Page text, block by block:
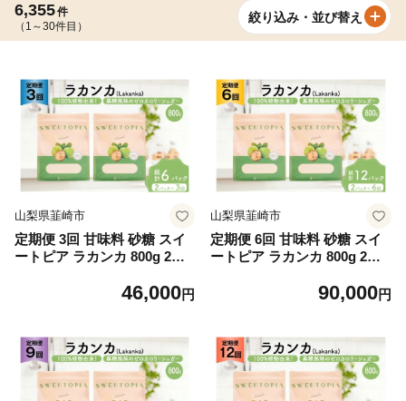
6,355件
（1～30件目）
絞り込み・並び替え
山梨県韮崎市
定期便 3回 甘味料 砂糖 スイ
ートピア ラカンカ 800g 2袋
市 20745555] 定期 3ヶ月 顆粒
ボ 糖類ゼロ ダイエット お菓
子 カロリーオフ 低GI 黒糖 風
味 ふるさと納税 ふるさと 返
礼品
46,000円
山梨県韮崎市
定期便 6回 甘味料 砂糖 スイ
ートピア ラカンカ 800g 2袋
市 20745554] 定期 6ヶ月 顆粒
ボ 糖類ゼロ ダイエット お菓
子 カロリーオフ 低GI 黒糖 風
味 ふるさと納税 ふるさと 返
90,000円